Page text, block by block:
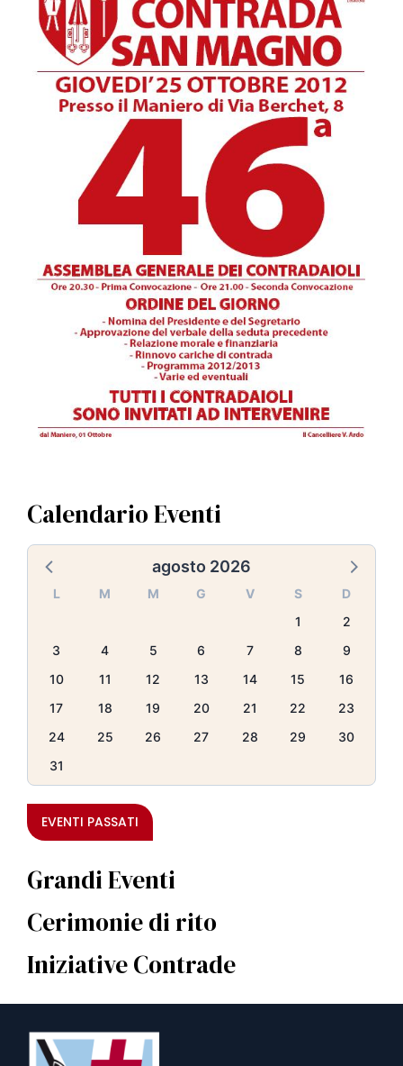
Calendario Eventi
agosto 2026
L M M G V S
D
1
2
3
4 5 6 7 8
9
10
11 12 13 14 15
16
17
18 19 20 21 22
23
24
25 26 27 28 29
30
31
EVENTI PASSATI
Grandi Eventi
Cerimonie di rito
Iniziative Contrade